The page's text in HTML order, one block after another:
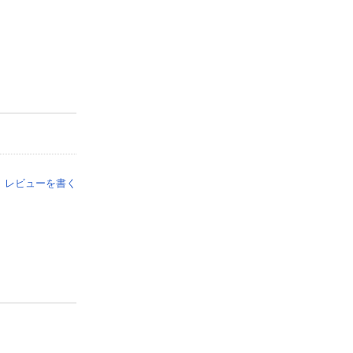
レビューを書く